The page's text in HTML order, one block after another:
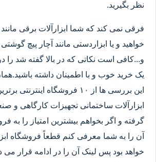
نظر بگیرید.
فرقی نمی کند که شما ابزارآلات برقی
خواهید و یا ابزاردستی مانند آچار پیچ گوشتی
و...کافی است نکاتی که در بالا گفته شد را
یک خرید خوب و با اطمینان داشته
این بررسی ها از ۱۰ فروشگاه اینترنتی
ابزارآلات ساختمانی تجهیزات کارگاهی و
گرفته و اگر بخواهم بیشترین امتیاز را به
آن را به شما معرفی کنم قطعاً فروشگاه
خواهد بود پس لینک آن را در ادامه قرار می